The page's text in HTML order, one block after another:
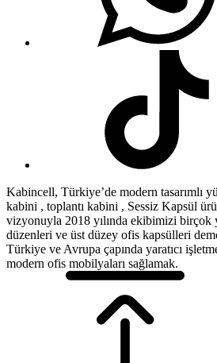
Kabincell, Türkiye’de modern tasarımlı
kabini , toplantı kabini , Sessiz Kapsül
vizyonuyla 2018 yılında ekibimizi birçok
düzenleri ve üst düzey ofis kapsülleri
Türkiye ve Avrupa çapında yaratıcı
modern ofis mobilyaları sağlamak.